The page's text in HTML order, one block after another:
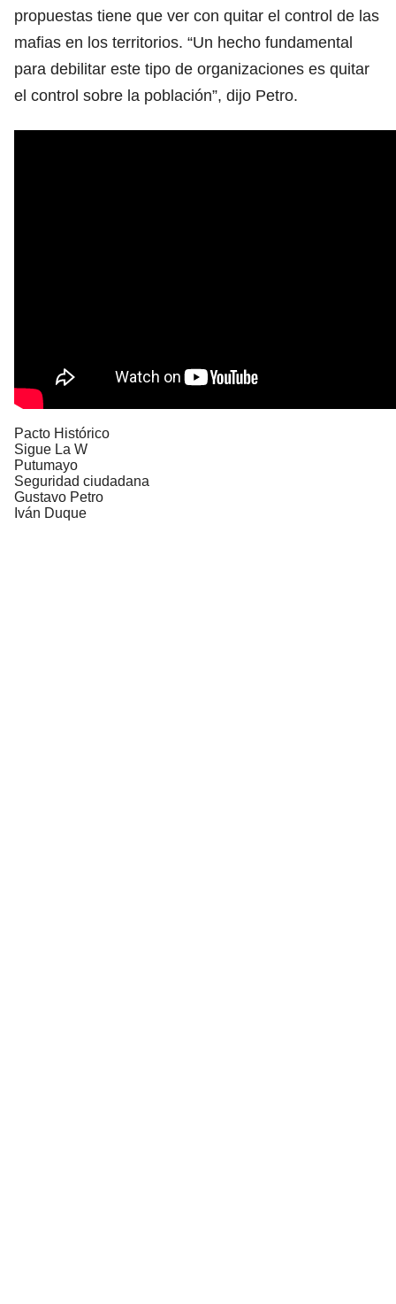
propuestas tiene que ver con quitar el control de las
mafias en los territorios. “Un hecho fundamental
para debilitar este tipo de organizaciones es quitar
el control sobre la población”, dijo Petro.
Pacto Histórico
Sigue La W
Putumayo
Seguridad ciudadana
Gustavo Petro
Iván Duque